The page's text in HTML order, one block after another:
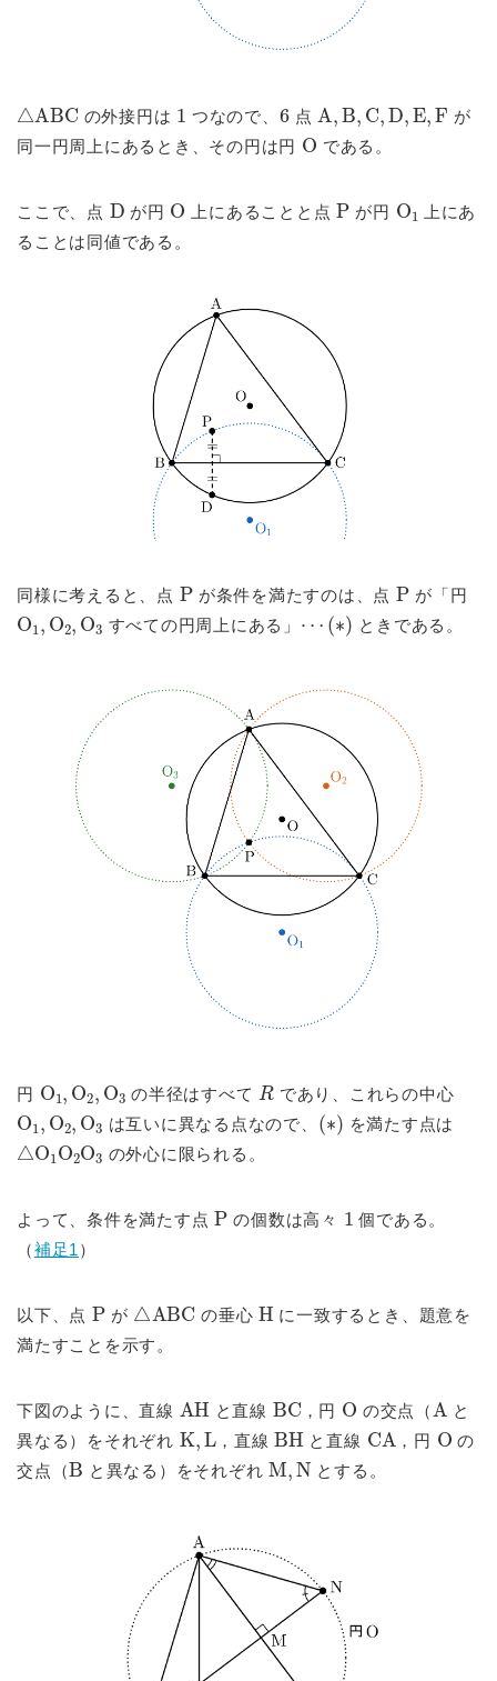
△ ABC の外接円は 1 つなので、 6点 A B C D E F が
同一円周上にあるとき、その円は円 O である。
ここで、点 D が円 O 上にあることと点 P が円 O
上にあ
ることは同値である。
同様に考えると、点 Pが条件を満たすのは、点 P が「円
O ,O ,O すべての円周上にある」 ) ときである。
円 O ,O ,O の半径はすべて R であり、これらの中心
O ,O ,O は互いに異なる点なので、 ( ∗ を満たす点は
△O 1O2O 3
の外心に限られる。
よって、条件を満たす点 P の個数は高々 1 個である。
（補足1 ）
以下、点 P が △ ABC の垂心 H に一致するとき、題意を
満たすことを示す。
下図のように、直線 AH と直線 BC ，円 O の交点（ A
と
異なる）をそれぞれ K, L ，直線 BH と直線 CA ，円 O の
交点（B と異なる）をそれぞれ M N とする。